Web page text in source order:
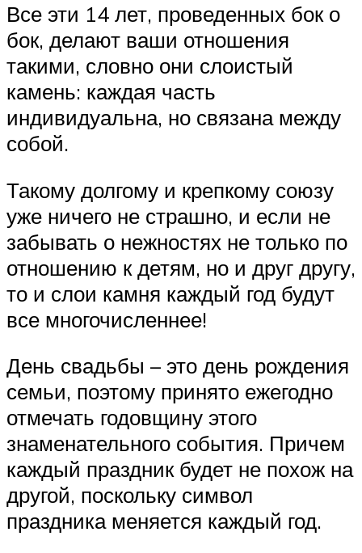
Все эти 14 лет, проведенных бок о
бок, делают ваши отношения
такими, словно они слоистый
камень: каждая часть
индивидуальна, но связана между
собой.
Такому долгому и крепкому союзу
уже ничего не страшно, и если не
забывать о нежностях не только по
отношению к детям, но и друг другу,
то и слои камня каждый год будут
все многочисленнее!
День свадьбы – это день рождения
семьи, поэтому принято ежегодно
отмечать годовщину этого
знаменательного события. Причем
каждый праздник будет не похож на
другой, поскольку символ
праздника меняется каждый год.